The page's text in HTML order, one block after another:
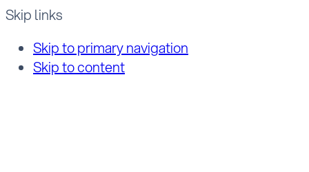
Skip links
Skip to primary navigation
Skip to content